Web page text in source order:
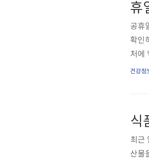
휴
공휴
확인
처에
법 아
인하
건강정
식
최근
산물